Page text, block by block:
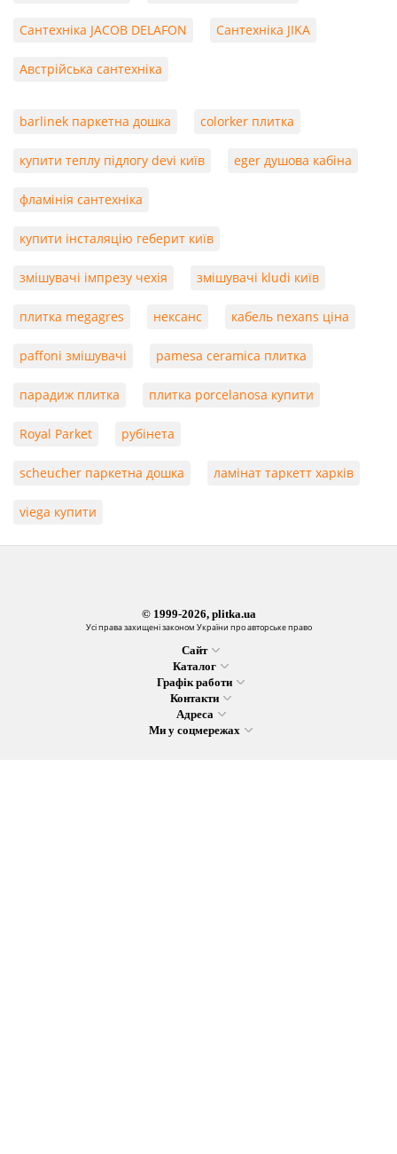
Сантехніка JACOB DELAFON Сантехніка JIKA
Австрійська сантехніка
barlinek паркетна дошка colorker плитка
купити теплу підлогу devi київ eger душова кабіна
фламінія сантехніка
купити інсталяцію геберит київ
змішувачі імпрезу чехія змішувачі kludi київ
плитка megagres нексанс кабель nexans ціна
paffoni змішувачі pamesa ceramica плитка
парадиж плитка плитка porcelanosa купити
Royal Parket рубінета
scheucher паркетна дошка ламінат таркетт харків
viega купити
© 1999-2026, plitka.ua
Усі права захищені законом України про авторське право
Сайт
Каталог
Графік работи
Контакти
Адреса
Ми у соцмережах